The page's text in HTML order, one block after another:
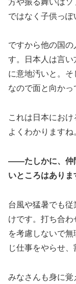
ではなく子供っぽ
ですから他の国の
す。日本人は言い
に意地汚いと。
なので面と向かっ
これは日本にお
よくわかりますね
――たしかに、仲
いところはありま
台風や猛暑でも
けです。打ち合
を考慮しないで
じ仕事をやらせ、
みなさんも身に